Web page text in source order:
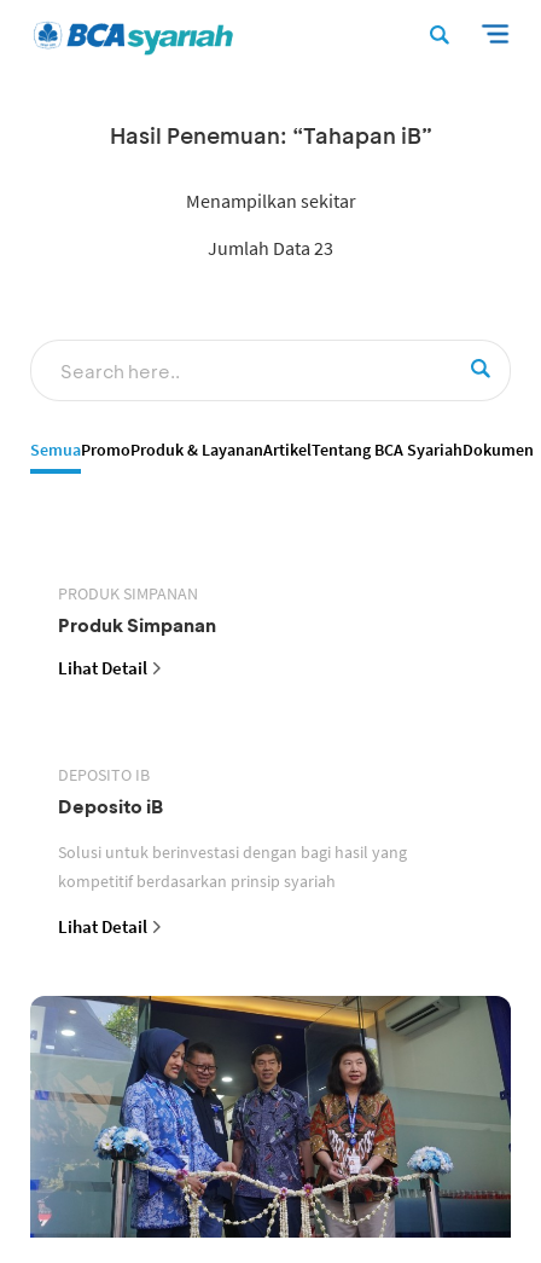
Hasil Penemuan: “Tahapan iB”
Menampilkan sekitar
Jumlah Data 23
SemuaPromoProduk & LayananArtikelTentang BCA SyariahDokumen
PRODUK SIMPANAN
Produk Simpanan
Lihat Detail
DEPOSITO IB
Deposito iB
Solusi untuk berinvestasi dengan bagi hasil yang
kompetitif berdasarkan prinsip syariah
Lihat Detail